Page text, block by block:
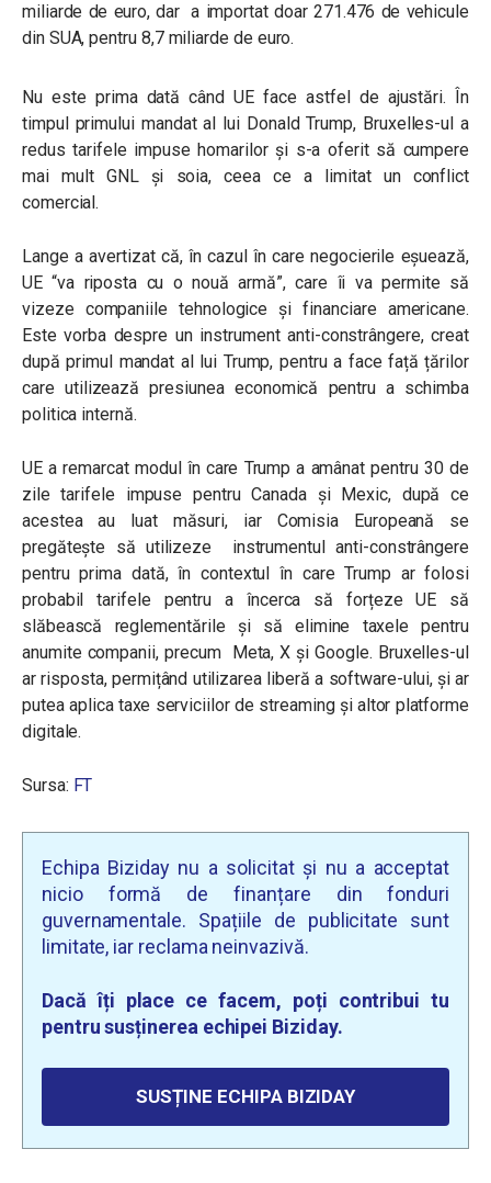
miliarde de euro, dar a importat doar 271.476 de vehicule
din SUA, pentru 8,7 miliarde de euro.
Nu este prima dată când UE face astfel de ajustări. În
timpul primului mandat al lui Donald Trump, Bruxelles-ul a
redus tarifele impuse homarilor și s-a oferit să cumpere
mai mult GNL și soia, ceea ce a limitat un conflict
comercial.
Lange a avertizat că, în cazul în care negocierile eșuează,
UE “va riposta cu o nouă armă”, care îi va permite să
vizeze companiile tehnologice și financiare americane.
Este vorba despre un instrument anti-constrângere, creat
după primul mandat al lui Trump, pentru a face față țărilor
care utilizează presiunea economică pentru a schimba
politica internă.
UE a remarcat modul în care Trump a amânat pentru 30 de
zile tarifele impuse pentru Canada și Mexic, după ce
acestea au luat măsuri, iar Comisia Europeană se
pregătește să utilizeze instrumentul anti-constrângere
pentru prima dată, în contextul în care Trump ar folosi
probabil tarifele pentru a încerca să forțeze UE să
slăbească reglementările și să elimine taxele pentru
anumite companii, precum Meta, X și Google. Bruxelles-ul
ar risposta, permițând utilizarea liberă a software-ului, și ar
putea aplica taxe serviciilor de streaming și altor platforme
digitale.
Sursa: FT
Echipa Biziday nu a solicitat și nu a acceptat
nicio formă de finanțare din fonduri
guvernamentale. Spațiile de publicitate sunt
limitate, iar reclama neinvazivă.
Dacă îți place ce facem, poți contribui tu
pentru susținerea echipei Biziday.
SUSȚINE ECHIPA BIZIDAY